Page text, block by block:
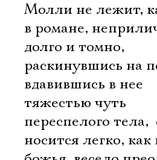
Молли не лежит,
в романе,
долго и томно,
раскинувшись на
вдавившись в нее
тяжестью чуть
переспелого тела,
носится легко,